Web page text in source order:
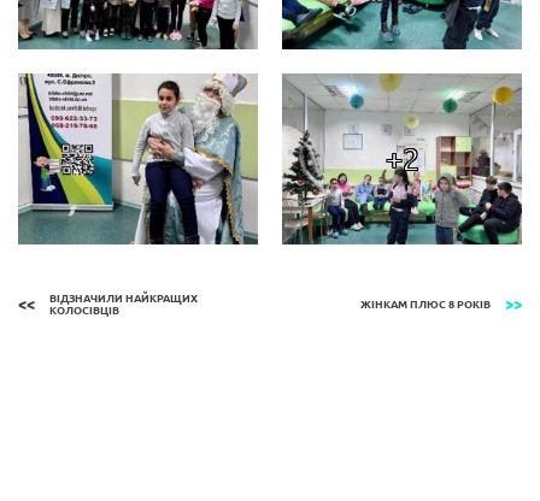
+2
ВІДЗНАЧИЛИ НАЙКРАЩИХ
КОЛОСІВЦІВ
ЖІНКАМ ПЛЮС 8 РОКІВ